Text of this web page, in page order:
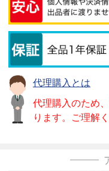
代理購入とは
代理購入のため
ります。ご理解く